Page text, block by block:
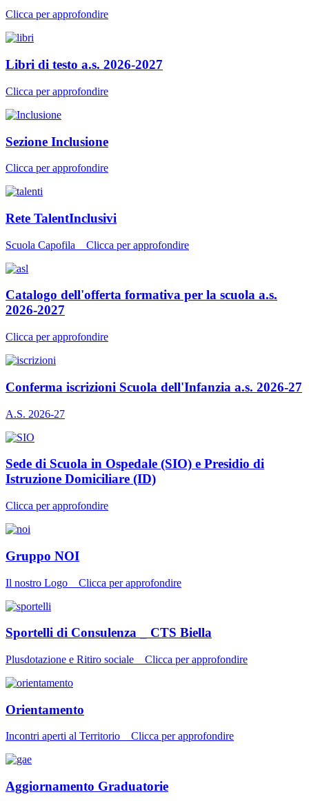
Clicca per approfondire
Libri di testo a.s. 2026-2027
Clicca per approfondire
Sezione Inclusione
Clicca per approfondire
Rete TalentInclusivi
Scuola Capofila _ Clicca per approfondire
Catalogo dell'offerta formativa per la scuola a.s.
2026-2027
Clicca per approfondire
Conferma iscrizioni Scuola dell'Infanzia a.s. 2026-27
A.S. 2026-27
Sede di Scuola in Ospedale (SIO) e Presidio di
Istruzione Domiciliare (ID)
Clicca per approfondire
Gruppo NOI
Il nostro Logo _ Clicca per approfondire
Sportelli di Consulenza _ CTS Biella
Plusdotazione e Ritiro sociale _ Clicca per approfondire
Orientamento
Incontri aperti al Territorio _ Clicca per approfondire
Aggiornamento Graduatorie